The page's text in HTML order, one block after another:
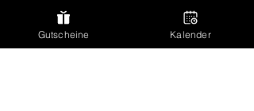
Gutscheine Kalender